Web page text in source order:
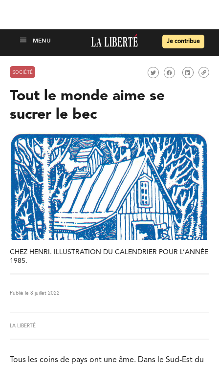
Je contribue
SOCIÉTÉ
Tout le monde aime se
sucrer le bec
CHEZ HENRI. ILLUSTRATION DU CALENDRIER POUR L’ANNÉE
1985.
Publié le 8 juillet 2022
LA LIBERTÉ
Tous les coins de pays ont une âme. Dans le Sud-Est du